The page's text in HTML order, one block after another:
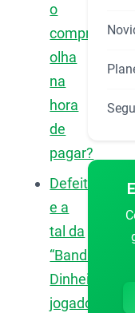
o
comprador
olha
na
hora
de
pagar?
Defeitos
e a
tal da
“Bandinha”:
Dinheiro
jogado